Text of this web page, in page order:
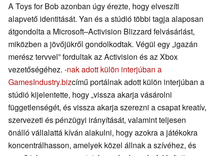
A Toys for Bob azonban úgy érezte, hogy elveszíti
alapvető identitását. Yan és a stúdió többi tagja alaposan
átgondolta a Microsoft–Activision Blizzard felvásárlást,
miközben a jövőjükről gondolkodtak. Végül egy „igazán
merész tervvel” fordultak az Activision és az Xbox
vezetőségéhez. -nak adott külön interjúban a
GamesIndustry.bizcímű portálnak adott külön interjúban a
stúdió kijelentette, hogy „vissza akarja vásárolni
függetlenségét, és vissza akarja szerezni a csapat kreatív,
szervezeti és pénzügyi irányítását, valamint teljesen
önálló vállalattá kíván alakulni, hogy azokra a játékokra
koncentrálhasson, amelyek közel állnak a szívéhez, és